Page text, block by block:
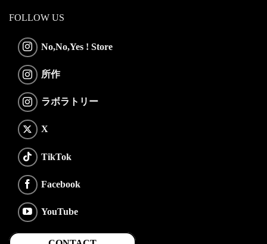
FOLLOW US
No,No,Yes ! Store
所作
ラボラトリー
X
TikTok
Facebook
YouTube